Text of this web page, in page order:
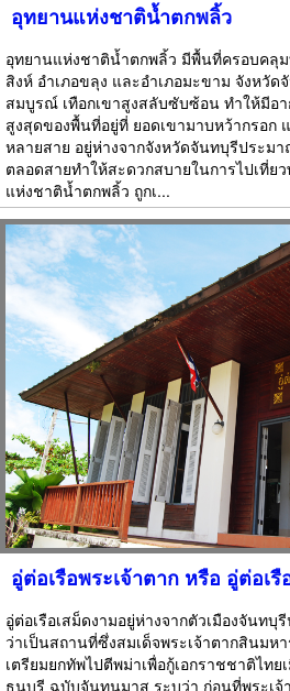
อุทยานแห่งชาติน้ำตกพลิ้ว
อุทยานแห่งชาติน้ำตกพลิ้ว มีพื้นที่ครอบคลุม
สิงห์ อำเภอขลุง และอำเภอมะขาม จังหวั
สมบูรณ์ เทือกเขาสูงสลับซับซ้อน ทำให้มีอ
สูงสุดของพื้นที่อยู่ที่ ยอดเขามาบหว้ากรอก
หลายสาย อยู่ห่างจากจังหวัดจันทบุรีประม
ตลอดสายทำให้สะดวกสบายในการไปเที่ย
แห่งชาติน้ำตกพลิ้ว ถูกเ...
อู่ต่อเรือพระเจ้าตาก หรือ อู่ต่อเรื
อู่ต่อเรือเสม็ดงามอยู่ห่างจากตัวเมืองจันท
ว่าเป็นสถานที่ซึ่งสมเด็จพระเจ้าตากสินมห
เตรียมยกทัพไปตีพม่าเพื่อกู้เอกราชชาติไท
ธนบุรี ฉบับจันทนุมาส ระบุว่า ก่อนที่พระเจ้